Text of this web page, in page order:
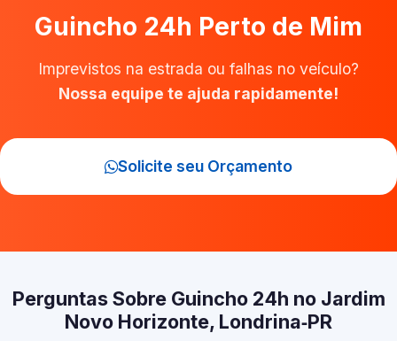
Guincho 24h Perto de Mim
Imprevistos na estrada ou falhas no veículo?
Nossa equipe te ajuda rapidamente!
Solicite seu Orçamento
Perguntas Sobre Guincho 24h no Jardim
Novo Horizonte, Londrina‑PR